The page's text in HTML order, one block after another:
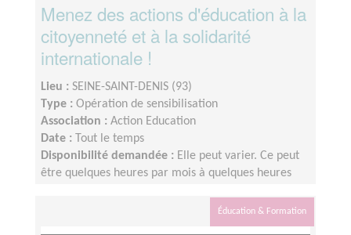
Menez des actions d'éducation à la
citoyenneté et à la solidarité
internationale !
Lieu : SEINE-SAINT-DENIS (93)
Type : Opération de sensibilisation
Association : Action Education
Date :
Tout le temps
Disponibilité demandée : Elle peut varier. Ce peut
être quelques heures par mois à quelques heures
Éducation & Formation